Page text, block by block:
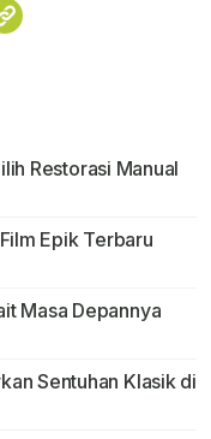
Restorasi Manual
Epik Terbaru
Masa Depannya
Sentuhan Klasik di